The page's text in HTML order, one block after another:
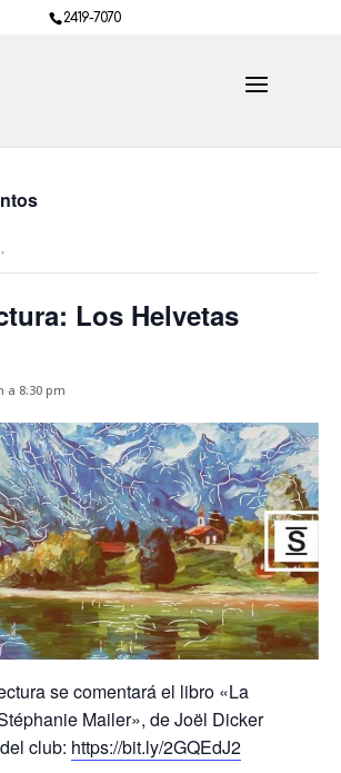
2419-7070
Los Helvetas
a 8:30 pm
se comentará el libro «La
Mailer», de Joël Dicker
club: https://bit.ly/2GQEdJ2